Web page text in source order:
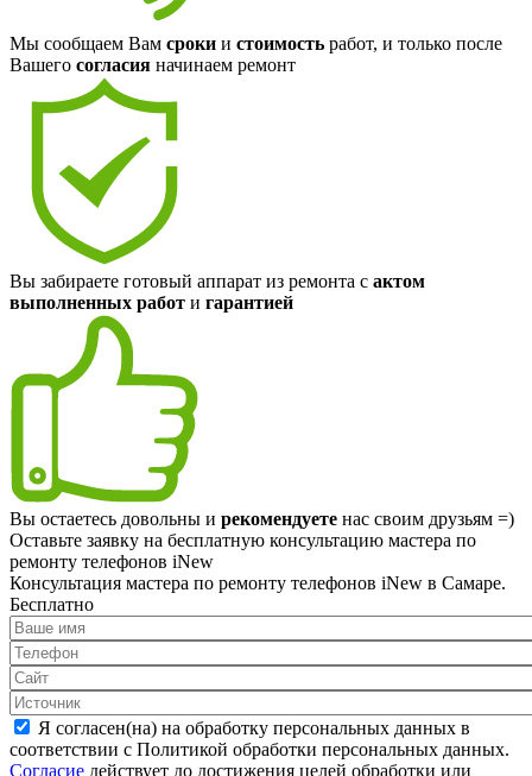
Мы сообщаем Вам сроки и стоимость работ, и только после
Вашего согласия начинаем ремонт
Вы забираете готовый аппарат из ремонта с актом
выполненных работ и гарантией
Вы остаетесь довольны и рекомендуете нас своим друзьям =)
Оставьте заявку на бесплатную консультацию мастера по
ремонту телефонов iNew
Консультация мастера по ремонту телефонов iNew в Самаре.
Бесплатно
Я согласен(на) на обработку персональных данных в
соответствии с Политикой обработки персональных данных.
Согласие действует до достижения целей обработки или